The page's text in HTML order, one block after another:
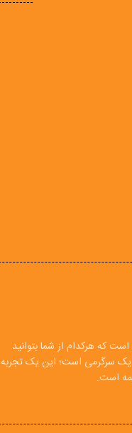
که هرکدام از شما بتوانید
یک سرگرمی است؛ این یک تجربه
است.